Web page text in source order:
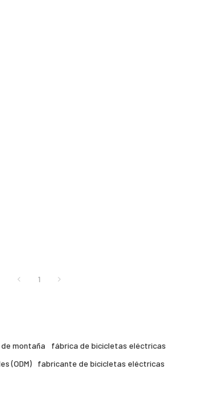
1
montaña
fábrica de bicicletas eléctricas
(ODM)
fabricante de bicicletas eléctricas